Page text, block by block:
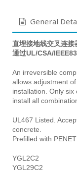
General
直埋接地线交叉连接
通过UL/CSA/
An irreversible
allows adjustment
installation. Only
install all
UL467 Listed.
concrete.
Prefilled with
YGL2C2
YGL29C2